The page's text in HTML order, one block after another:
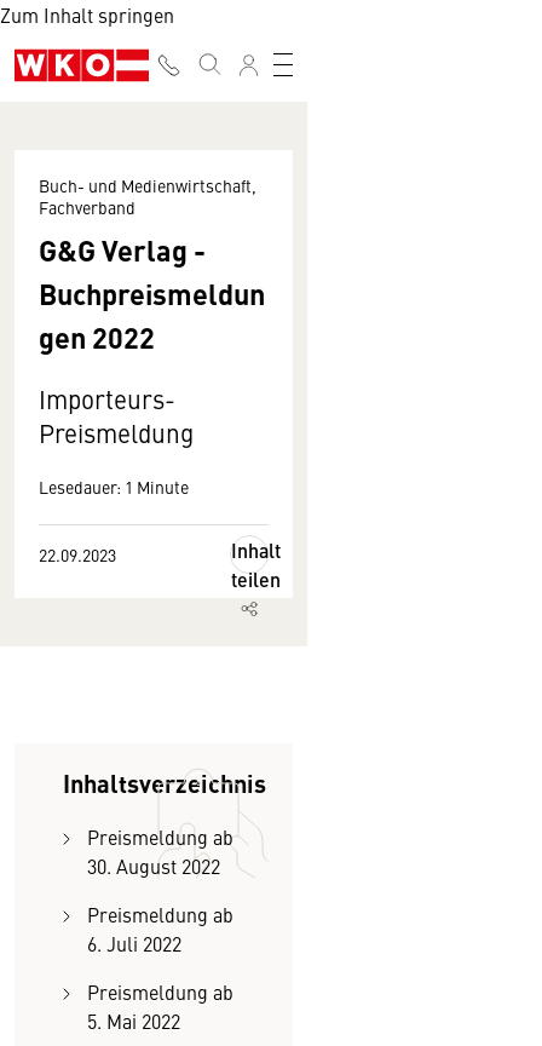
Zum Inhalt springen
Buch- und Medienwirtschaft,
Fachverband
G&G Verlag -
Buchpreismeldun
gen 2022
Importeurs-
Preismeldung
Lesedauer: 1 Minute
22.09.2023
Inhalt
teilen
Inhaltsverzeichnis
Preismeldung ab
30. August 2022
Preismeldung ab
6. Juli 2022
Preismeldung ab
5. Mai 2022